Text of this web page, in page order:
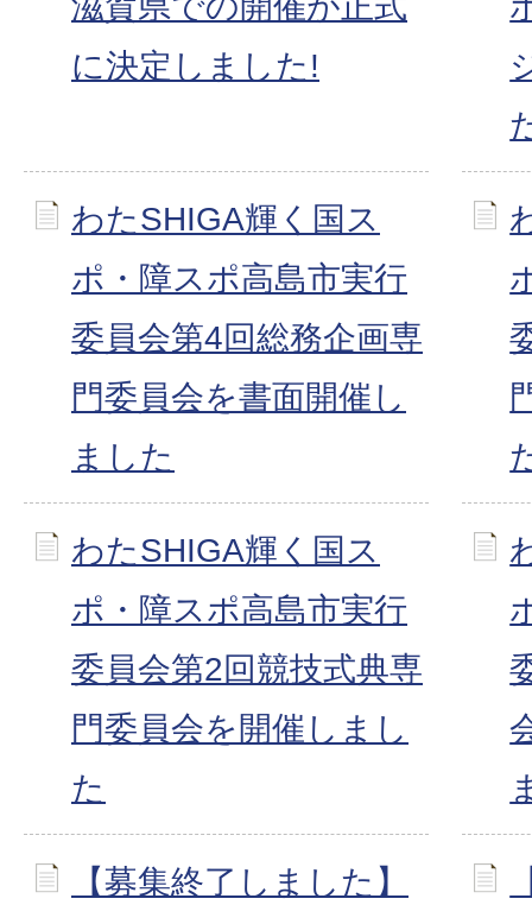
に決定しました!
わたSHIGA輝く国ス
ポ・障スポ高島市実行
委員会第4回総務企画専
門委員会を書面開催し
ました
わたSHIGA輝く国ス
ポ・障スポ高島市実行
委員会第2回競技式典専
門委員会を開催しまし
た
【募集終了しました】